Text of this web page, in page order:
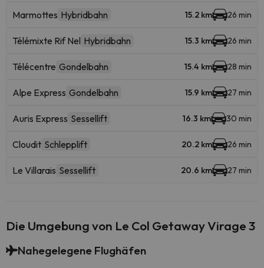
Marmottes Hybridbahn 15.2 km 26 min
Télémixte Rif Nel Hybridbahn 15.3 km 26 min
Télécentre Gondelbahn 15.4 km 28 min
Alpe Express Gondelbahn 15.9 km 27 min
Auris Express Sessellift 16.3 km 30 min
Cloudit Schlepplift 20.2 km 26 min
Le Villarais Sessellift 20.6 km 27 min
Die Umgebung von Le Col Getaway Virage 3
Nahegelegene Flughäfen